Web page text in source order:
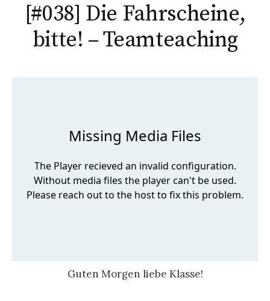
[#038] Die Fahrscheine,
bitte! – Teamteaching
Guten Morgen liebe Klasse!